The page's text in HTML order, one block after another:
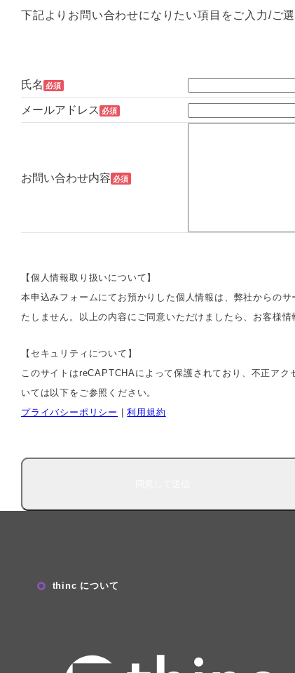
下記よりお問い合わせになりたい項目をご入力/ご選
氏名 必須
メールアドレス 必須
お問い合わせ内容 必須
【個人情報取り扱いについて】
本申込みフォームにてお預かりした個人情報は、弊社からの
たしません。以上の内容にご同意いただけましたら、お客様情
【セキュリティについて】
このサイトはreCAPTCHAによって保護されており、不正ア
いては以下をご参照ください。
プライバシーポリシー
|利用規約
thinc について